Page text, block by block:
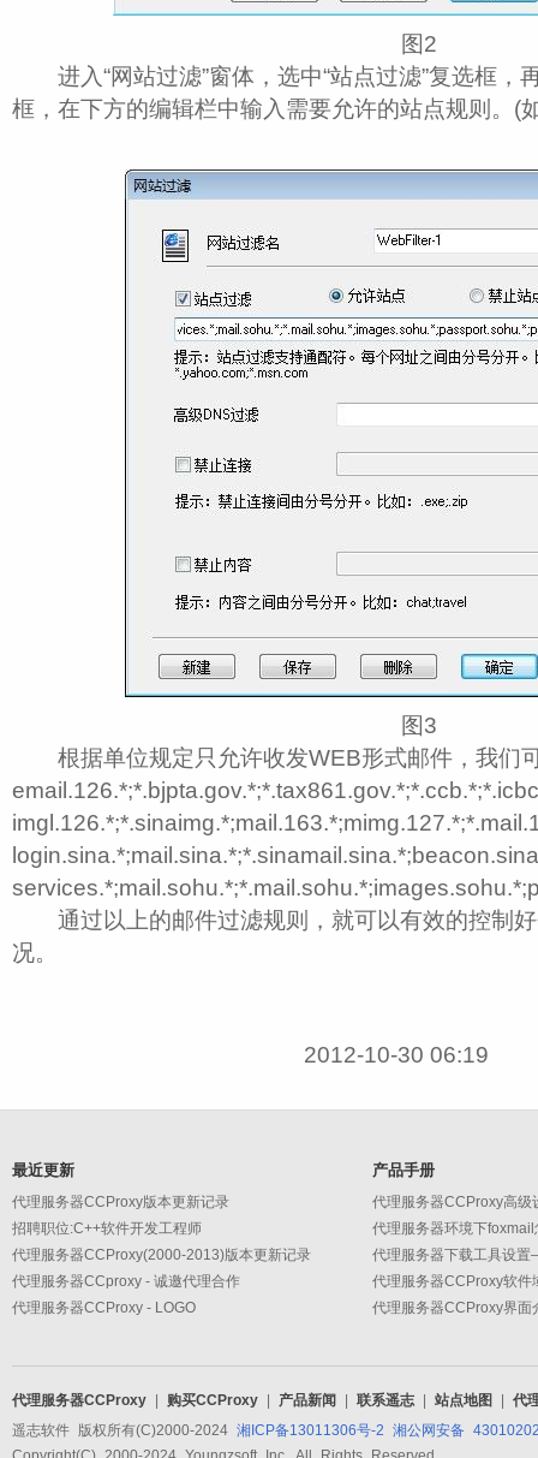
图2
进入“网站过滤”窗体，选中“站点过滤”复选框，
框，在下方的编辑栏中输入需要允许的站点规则。(
图3
根据单位规定只允许收发WEB形式邮件，我们
通过以上的邮件过滤规则，就可以有效的控制好
况。
2012-10-30 06:19
最近更新
代理服务器CCProxy版本更新记录
招聘职位:C++软件开发工程师
代理服务器CCProxy(2000-2013)版本更新记录
代理服务器CCproxy - 诚邀代理合作
代理服务器CCProxy - LOGO
产品手册
代理服务器环境下
代理服务器CCProxy软件
代理服务器CCProxy界面
代理服务器CCProxy | 购买CCProxy | 产品新闻 | 联系遥志 | 站点地图 | 代
遥志软件 版权所有(C)2000-2024 湘ICP备13011306号-2 湘公网安备